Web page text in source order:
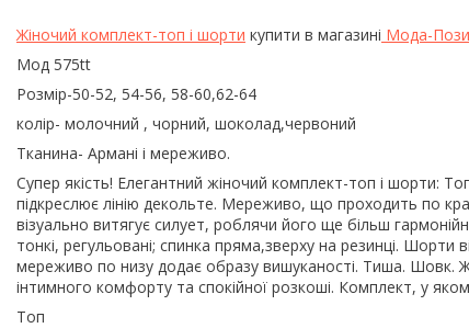
Жіночий комплект-топ і шорти купити в магазині Мода-
Мод 575tt
Розмір-50-52, 54-56, 58-60,62-64
колір- молочний , чорний, шоколад,червоний
Тканина- Армані і мереживо.
Супер якість! Елегантний жіночий комплект-топ і шорти:
підкреслює лінію декольте. Мереживо, що проходить по
візуально витягує силует, роблячи його ще більш
тонкі, регульовані; спинка пряма,зверху на резинці.
мереживо по низу додає образу вишуканості. Тиша. Шовк.
інтимного комфорту та спокійної розкоші. Комплект, у
Топ